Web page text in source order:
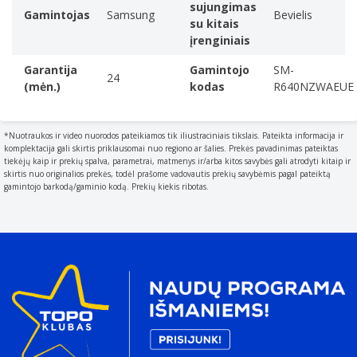
A headset is headphones combined with a microphone
Produkto spalva
The colour e.g. red
Tarptautinės apsaugos (IP) kodas
The IP code classifies and rates the degree of
protection provided against the intrusion (including
body parts such as hands and fingers)
Padėties jutiklis
Adaptyvusis glodintuvas
Ryšys
Ryšio technologija
The technology that enables connectivity of the device,
Gamintojas Samsung
sujungimas
su kitais
įrenginiais
Bevielis
Garantija
(mėn.)
24
Gamintojo
kodas
SM-
R640NZWAEUE
*Nuotraukos ir video nuorodos pateikiamos tik iliustraciniais tikslais. Pateikta informacija ir
komplektacija gali skirtis priklausomai nuo regiono ar šalies. Prekės pavadinimas pateiktas
tiekėjų kaip ir prekių spalva, parametrai, matmenys ir/arba kitos savybės gali atrodyti kitaip ir
skirtis nuo originalios prekės, todėl prašome vadovautis prekių savybėmis pagal pateiktą
gamintojo barkodą/gaminio kodą. Prekių kiekis ribotas.